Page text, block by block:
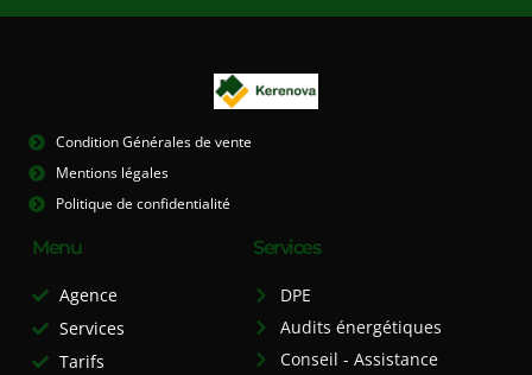
Condition Générales de vente
Mentions légales
Politique de confidentialité
Menu
Agence
Services
Tarifs
Services
DPE
Audits énergétiques
Conseil - Assistance